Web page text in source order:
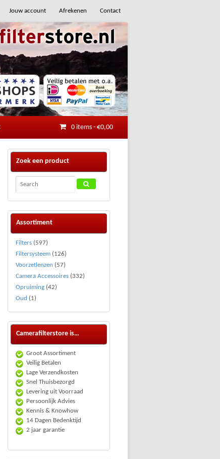
Jouw account Afrekenen Contact
0 items - €0,00
Zoek een product
Assortiment
Filters (597)
Filtersysteem (126)
Voorzetlenzen (57)
Camera Accessoires (332)
Opruiming (42)
Oud (1)
Camerafilterstore is…
Groot Assortiment
Veilig Betalen
Lage Verzendkosten
Snel Thuisbezorgd
Levering uit Voorraad
Persoonlijk Advies
Kennis & Knowhow
14 Dagen Bedenktijd
2 jaar garantie